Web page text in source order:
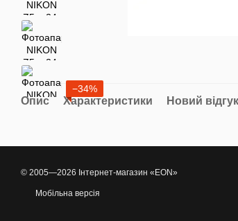
−34%
Опис Характеристики Новий
© 2005—2026 Інтернет-магазин «EON»
Мобільна версія